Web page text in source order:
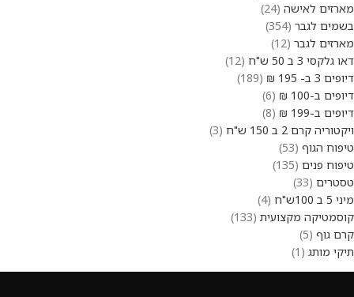
מארזים לאישה 24
בשמים לגבר 354
מארזים לגבר 12
דאו גלקסי 3 ב 50 ש"ח
12
דיופים 3 ב- 195 ₪
189
דיופים ב-100 ₪
6
דיופים ב-199 ₪
8
ויקטוריה קרם 2 ב 150 ש"ח
3
טיפוח הגוף 53
טיפוח פנים 135
טסטרים 33
מיני 5 ב 100ש"ח
4
קוסמטיקה מקצועית 133
קרם גוף 5
תיקי מותג
1